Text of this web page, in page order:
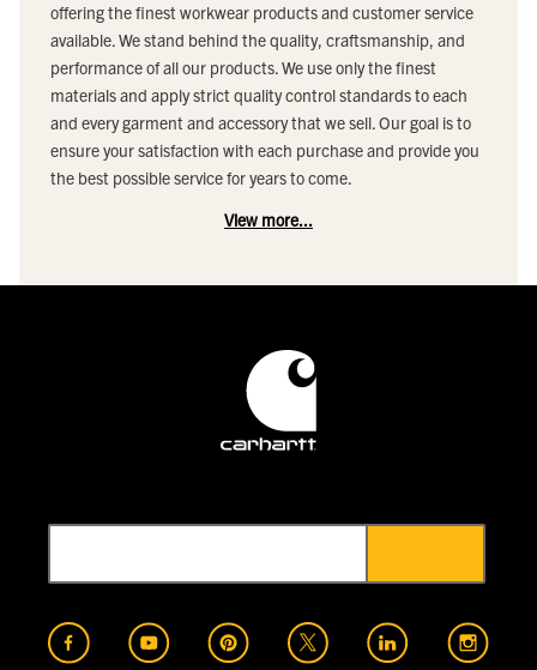
offering the finest workwear products and customer service
available. We stand behind the quality, craftsmanship, and
performance of all our products. We use only the finest
materials and apply strict quality control standards to each
and every garment and accessory that we sell. Our goal is to
ensure your satisfaction with each purchase and provide you
the best possible service for years to come.
View more...